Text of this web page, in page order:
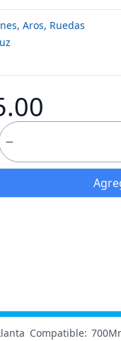
Aros, Ruedas
Compatible: